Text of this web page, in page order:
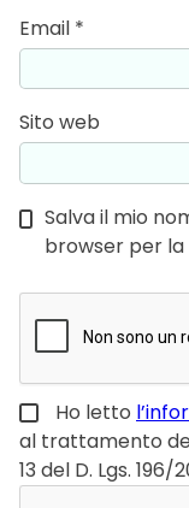
Email *
Sito web
Salva il mio
browser per
Ho letto
al trattamento
13 del D. Lgs. 196/